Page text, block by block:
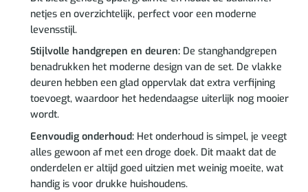
netjes en overzichtelijk, perfect voor een moderne
levensstijl.
Stijlvolle handgrepen en deuren:De stanghandgrepen
benadrukken het moderne design van de set. De vlakke
deuren hebben een glad oppervlak dat extra verfijning
toevoegt, waardoor het hedendaagse uiterlijk nog mooier
wordt.
Eenvoudig onderhoud:Het onderhoud is simpel, je veegt
alles gewoon af met een droge doek. Dit maakt dat de
onderdelen er altijd goed uitzien met weinig moeite, wat
handig is voor drukke huishoudens.